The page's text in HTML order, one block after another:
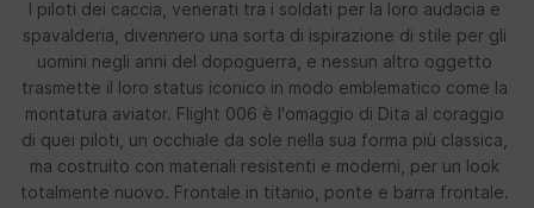
I piloti dei caccia, venerati tra i soldati per la loro audacia e
spavalderia, divennero una sorta di ispirazione di stile per gli
uomini negli anni del dopoguerra, e nessun altro oggetto
trasmette il loro status iconico in modo emblematico come la
montatura aviator. Flight 006 è l'omaggio di Dita al coraggio
di quei piloti, un occhiale da sole nella sua forma più classica,
ma costruito con materiali resistenti e moderni, per un look
totalmente nuovo. Frontale in titanio, ponte e barra frontale.